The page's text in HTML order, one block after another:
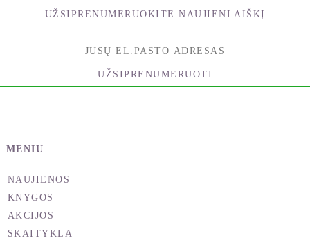
UŽSIPRENUMERUOKITE NAUJIENLAIŠKĮ
UŽSIPRENUMERUOTI
MENIU
NAUJIENOS
KNYGOS
AKCIJOS
SKAITYKLA